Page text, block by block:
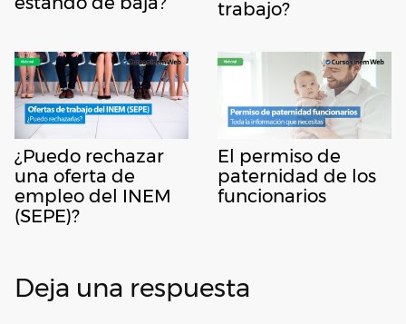
trabajo?
¿Puedo rechazar
una oferta de
empleo del INEM
(SEPE)?
El permiso de
paternidad de los
funcionarios
Deja una respuesta